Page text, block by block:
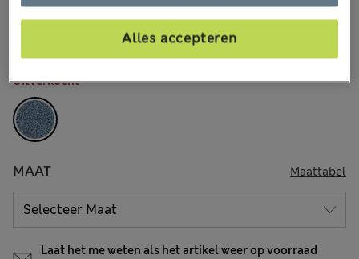
1 Beoordelingen
KLEUR: Denim
Uitverkocht
MAAT Maattabel
Laat het me weten als het artikel weer op voorraad
Alles accepteren